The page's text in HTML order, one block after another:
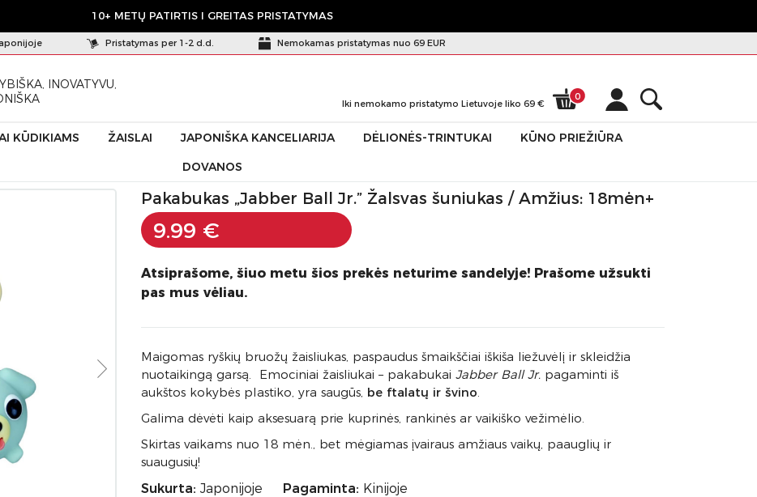
10+ METŲ PATIRTIS I GREITAS PRISTATYMAS
Pristatymas per 1-2 d.d. Nemokamas pristatymas nuo 69 EUR
INOVATYVU,
Iki nemokamo pristatymo Lietuvoje liko 69 €
0
KŪDIKIAMS ŽAISLAI JAPONIŠKA KANCELIARIJA DĖLIONĖS-TRINTUKAI
KŪNO PRIEŽIŪRA
DOVANOS
Pakabukas „Jabber Ball Jr.” Žalsvas šuniukas / Amžius: 18mėn+
9.99 €
Atsiprašome, šiuo metu šios prekės neturime sandelyje! Prašome užsukti
pas mus vėliau.
Maigomas ryškių bruožų žaisliukas, paspaudus šmaikščiai iškiša liežuvėlį ir skleidžia
nuotaikingą garsą. Emociniai žaisliukai – pakabukai Jabber Ball Jr. pagaminti iš
aukštos kokybės plastiko, yra saugūs, be ftalatų ir švino.
Galima dėvėti kaip aksesuarą prie kuprinės, rankinės ar vaikiško vežimėlio.
Skirtas vaikams nuo 18 mėn., bet mėgiamas įvairaus amžiaus vaikų, paauglių ir
suaugusių!
Sukurta: Japonijoje Pagaminta: Kinijoje